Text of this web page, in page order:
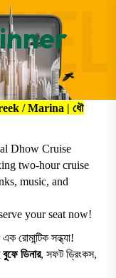
/ Marina | ধৌ
Dhow Cruise
two-hour cruise
music, and
your seat now!
রোমান্টিক সন্ধ্যা!
বুফে ডিনার, সফট ড্রিংকস,